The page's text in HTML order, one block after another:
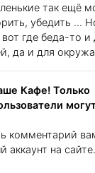
так ещё
убедить ...
где беда-то и
да и для
Кафе! Только
комментарий
аккаунт на